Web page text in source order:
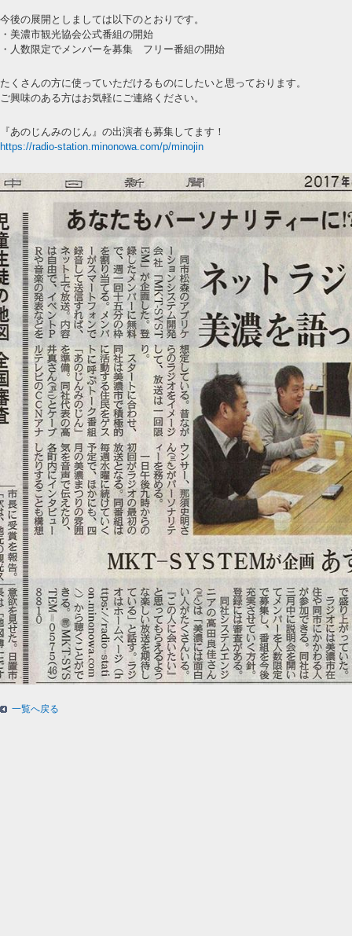
今後の展開としましては以下のとおりです。
・美濃市観光協会公式番組の開始
・人数限定でメンバーを募集 フリー番組の開始
たくさんの方に使っていただけるものにしたいと思っております。
ご興味のある方はお気軽にご連絡ください。
『あのじんみのじん』の出演者も募集してます！
https://radio-station.minonowa.com/p/minojin
一覧へ戻る